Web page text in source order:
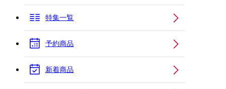
特集一覧
予約商品
新着商品